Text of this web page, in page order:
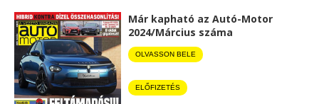
Már kapható az Autó-Motor
2024/Március száma
OLVASSON BELE
ELŐFIZETÉS